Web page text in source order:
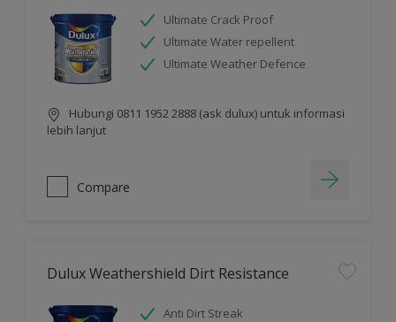
Ultimate Crack Proof
Ultimate Water repellent
Ultimate Weather Defence
Hubungi 0811 1952 2888 (ask dulux) untuk informasi
lebih lanjut
Compare
Dulux Weathershield Dirt Resistance
Anti Dirt Streak